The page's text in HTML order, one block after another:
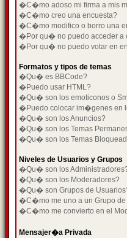
�C�mo adoso mi firma a mis
�C�mo creo una encuesta?
�C�mo modifico o borro una
�Por qu� no puedo acceder a
�Por qu� no puedo votar en
Formatos y tipos de temas
�Qu� es BBCode?
�Puedo usar HTML?
�Qu� son los emoticonos o
�Puedo colocar im�genes en
�Qu� son los Anuncios?
�Qu� son los Temas
�Qu� son los Temas
Niveles de Usuarios y Grupos
�Qu� son los
�Qu� son los Moderadores?
�Qu� son Grupos de
�C�mo me uno a un Grupo de
�C�mo me convierto en el
Mensajer�a Privada